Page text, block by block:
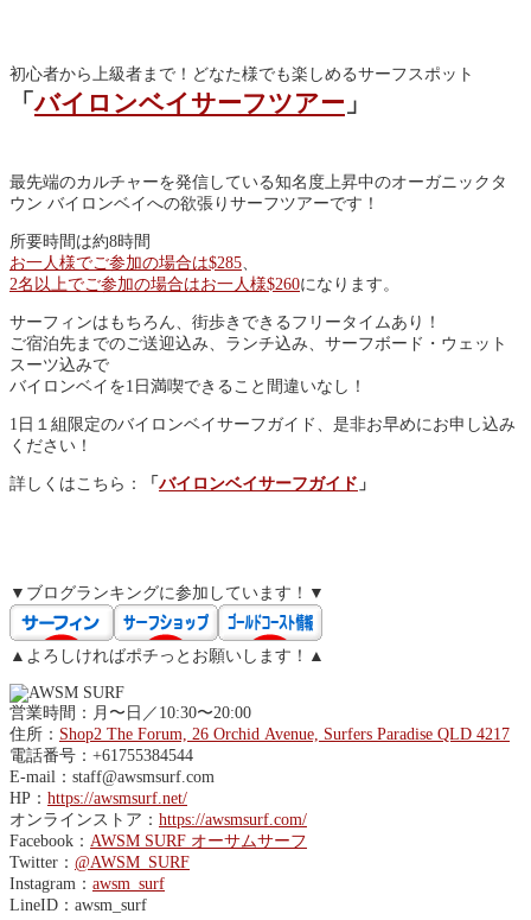
初心者から上級者まで！どなた様でも楽しめるサーフスポット
「バイロンベイサーフツアー 」
最先端のカルチャーを発信している知名度上昇中のオーガニックタ
ウン バイロンベイへの欲張りサーフツアーです！
所要時間は約8時間
お一人様でご参加の場合は$285、
2名以上でご参加の場合はお一人様$260になります。
サーフィンはもちろん、街歩きできるフリータイムあり！
ご宿泊先までのご送迎込み、ランチ込み、サーフボード・ウェット
スーツ込みで
バイロンベイを1日満喫できること間違いなし！
1日１組限定のバイロンベイサーフガイド、是非お早めにお申し込み
ください！
詳しくはこちら： 「 バイロンベイサーフガイド 」
▼ブログランキングに参加しています！▼
▲よろしければポチっとお願いします！▲
営業時間：月〜日／10:30〜20:00
住所： Shop2 The Forum, 26 Orchid Avenue, Surfers Paradise QLD 4217
電話番号：+61755384544
E-mail：staff@awsmsurf.com
HP： https://awsmsurf.net/
オンラインストア： https://awsmsurf.com/
Facebook： AWSM SURF オーサムサーフ
Twitter： @AWSM_SURF
Instagram： awsm_surf
LineID：awsm_surf